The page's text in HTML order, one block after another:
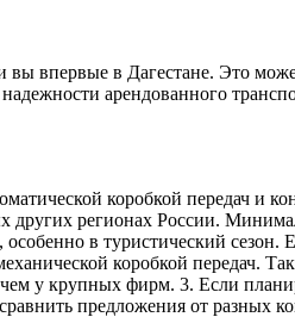
впервые в Дагестане. Это
арендованного
коробкой передач и
регионах России.
в туристический
коробкой
крупных фирм. 3. Если
предложения от разных